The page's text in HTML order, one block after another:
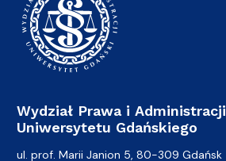
Wydział Prawa i Administracji
Uniwersytetu Gdańskiego
ul. prof. Marii Janion 5, 80-309 Gdańsk